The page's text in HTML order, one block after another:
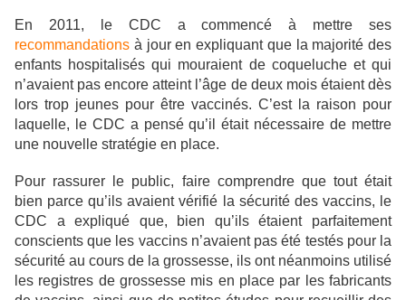
En 2011, le CDC a commencé à mettre ses
recommandations à jour en expliquant que la majorité des
enfants hospitalisés qui mouraient de coqueluche et qui
n’avaient pas encore atteint l’âge de deux mois étaient dès
lors trop jeunes pour être vaccinés. C’est la raison pour
laquelle, le CDC a pensé qu’il était nécessaire de mettre
une nouvelle stratégie en place.
Pour rassurer le public, faire comprendre que tout était
bien parce qu’ils avaient vérifié la sécurité des vaccins, le
CDC a expliqué que, bien qu’ils étaient parfaitement
conscients que les vaccins n’avaient pas été testés pour la
sécurité au cours de la grossesse, ils ont néanmoins utilisé
les registres de grossesse mis en place par les fabricants